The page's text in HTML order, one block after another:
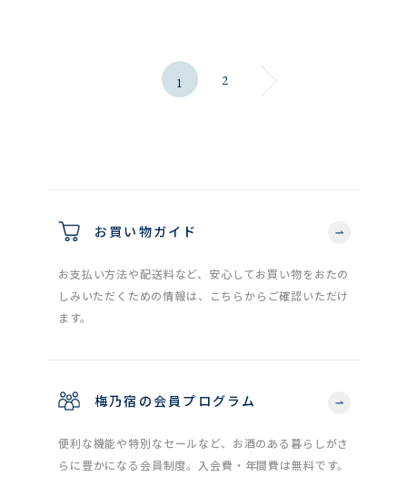
1 2
お買い物ガイド
お支払い方法や配送料など、安心してお買い物をおたの
しみいただくための情報は、こちらからご確認いただけ
ます。
梅乃宿の会員プログラム
便利な機能や特別なセールなど、お酒のある暮らしがさ
らに豊かになる会員制度。入会費・年間費は無料です。